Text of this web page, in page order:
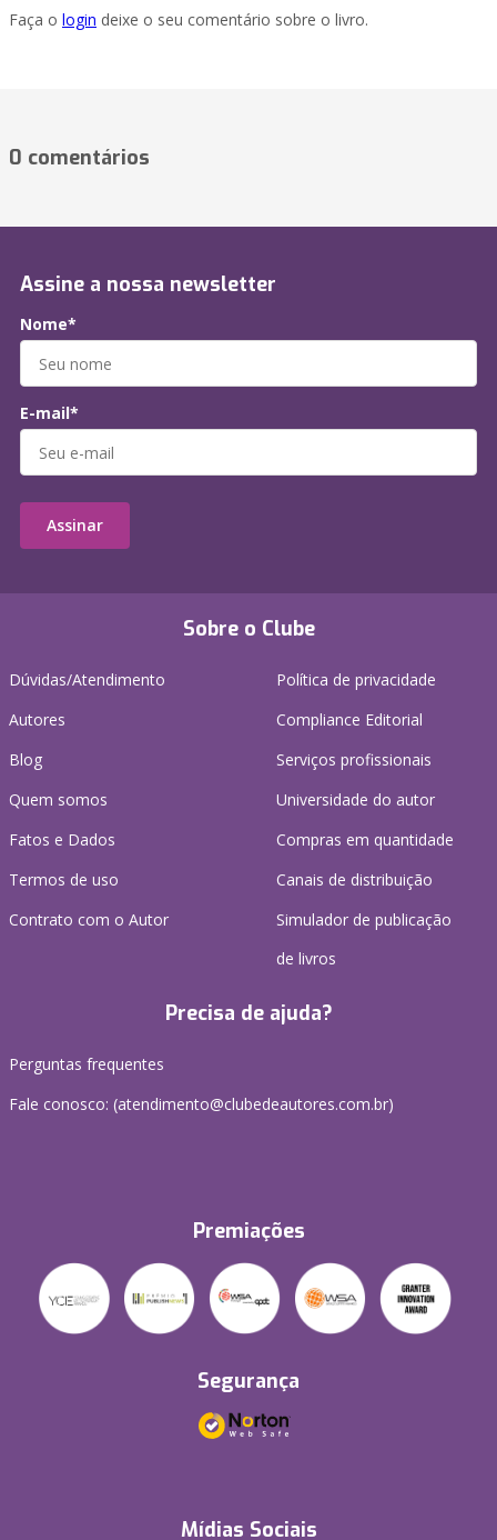
Faça o login deixe o seu comentário sobre o livro.
0 comentários
Sobre o Clube
Dúvidas/Atendimento
Autores
Blog
Quem somos
Fatos e Dados
Termos de uso
Contrato com o Autor
Política de privacidade
Compliance Editorial
Serviços profissionais
Universidade do autor
Compras em quantidade
Canais de distribuição
Simulador de publicação
de livros
Precisa de ajuda?
Perguntas frequentes
Fale conosco: (atendimento@clubedeautores.com.br)
Premiações
Segurança
Mídias Sociais
Assine a nossa newsletter
Nome*
E-mail*
Assinar